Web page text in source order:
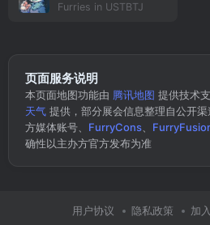
Furries in USTBTJ
页面服务说明
本页面地图功能由 腾讯地图 提供技术
天气 提供，部分展会信息整理自公开
方媒体账号、 FurryCons、
确性以主办方官方发布为准
用户协议 隐私政策 加